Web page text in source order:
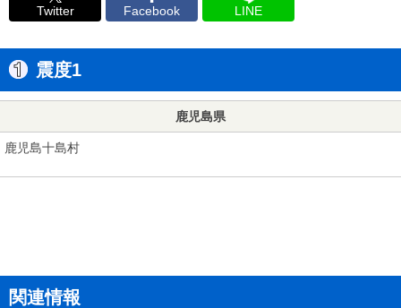
Twitter Facebook LINE
震度1
鹿児島県
鹿児島十島村
関連情報